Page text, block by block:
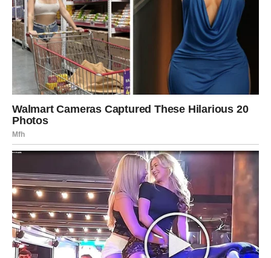
veliki preokret koji sledi.
Biće trenutaka kada ćete imati osećaj da ne možete da
verujete šta vam se dešava. Kao da će se sve ono što je
dugo bilo protiv vas odjednom okrenuti u vašu korist.
Dolazi vreme kada ćete ponovo disati